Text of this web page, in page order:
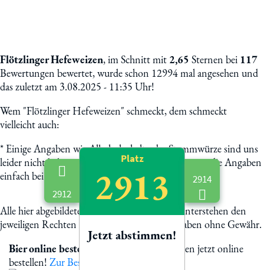
Flötzlinger Hefeweizen, im Schnitt mit 2,65 Sternen bei 117
Bewertungen bewertet, wurde schon 12994 mal angesehen und
das zuletzt am 3.08.2025 - 11:35 Uhr!
Wem "Flötzlinger Hefeweizen" schmeckt, dem schmeckt
vielleicht auch:
*Einige Angaben wie Alkoholgehalt oder Stammwürze sind uns
leider nicht bekannt. Helft uns mit und schickt uns die Angaben
einfach bei Mail. Danke & Prost!
Alle hier abgebildete Biermarken und Logos unterstehen den
jeweiligen Rechten der Eigentümer. Alle Angaben ohne Gewähr.
2912
Platz
2913
Jetzt abstimmen!
2914
Bier online bestellen
Flötzlinger Hefeweizen jetzt online
bestellen! Zur Bestellung